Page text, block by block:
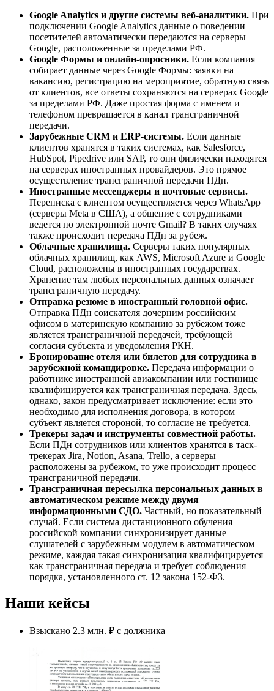
Google Analytics и другие системы веб-аналитики. При
подключении Google Analytics данные о поведении
посетителей автоматически передаются на серверы
Google, расположенные за пределами РФ.
Google Формы и онлайн-опросники. Если компания
собирает данные через Google Формы: заявки на
вакансию, регистрацию на мероприятие, обратную связь
от клиентов, все ответы сохраняются на серверах Google
за пределами РФ. Даже простая форма с именем и
телефоном превращается в канал трансграничной
передачи.
Зарубежные CRM и ERP-системы. Если данные
клиентов хранятся в таких системах, как Salesforce,
HubSpot, Pipedrive или SAP, то они физически находятся
на серверах иностранных провайдеров. Это прямое
осуществление трансграничной передачи ПДн.
Иностранные мессенджеры и почтовые сервисы.
Переписка с клиентом осуществляется через WhatsApp
(серверы Meta в США), а общение с сотрудниками
ведется по электронной почте Gmail? В таких случаях
также происходит передача ПДн за рубеж.
Облачные хранилища. Серверы таких популярных
облачных хранилищ, как AWS, Microsoft Azure и Google
Cloud, расположены в иностранных государствах.
Хранение там любых персональных данных означает
трансграничную передачу.
Отправка резюме в иностранный головной офис.
Отправка ПДн соискателя дочерним российским
офисом в материнскую компанию за рубежом тоже
является трансграничной передачей, требующей
согласия субъекта и уведомления РКН.
Бронирование отеля или билетов для сотрудника в
зарубежной командировке. Передача информации о
работнике иностранной авиакомпании или гостинице
квалифицируется как трансграничная передача. Здесь,
однако, закон предусматривает исключение: если это
необходимо для исполнения договора, в котором
субъект является стороной, то согласие не требуется.
Трекеры задач и инструменты совместной работы.
Если ПДн сотрудников или клиентов хранятся в таск-
трекерах Jira, Notion, Asana, Trello, а серверы
расположены за рубежом, то уже происходит процесс
трансграничной передачи.
Трансграничная пересылка персональных данных в
автоматическом режиме между двумя
информационными СДО. Частный, но показательный
случай. Если система дистанционного обучения
российской компании синхронизирует данные
слушателей с зарубежным модулем в автоматическом
режиме, каждая такая синхронизация квалифицируется
как трансграничная передача и требует соблюдения
порядка, установленного ст. 12 закона 152-ФЗ.
Наши кейсы
Взыскано 2.3 млн. ₽ с должника